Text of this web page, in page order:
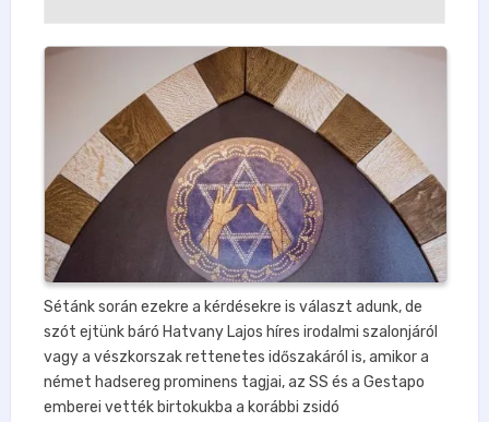
Sétánk során ezekre a kérdésekre is választ adunk, de
szót ejtünk báró Hatvany Lajos híres irodalmi szalonjáról
vagy a vészkorszak rettenetes időszakáról is, amikor a
német hadsereg prominens tagjai, az SS és a Gestapo
emberei vették birtokukba a korábbi zsidó